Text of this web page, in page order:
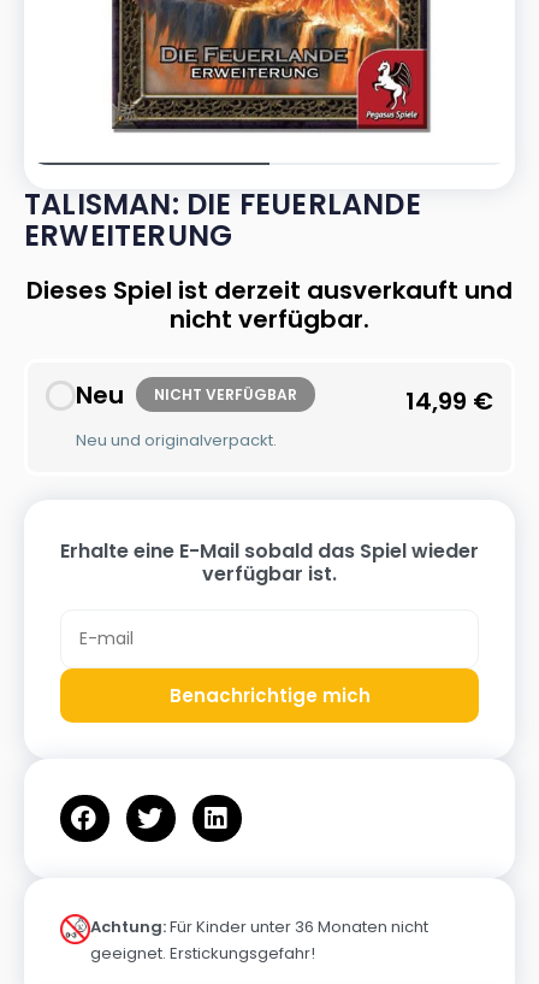
TALISMAN: DIE FEUERLANDE
ERWEITERUNG
Dieses Spiel ist derzeit ausverkauft und
nicht verfügbar.
Neu NICHT VERFÜGBAR
Neu und originalverpackt.
14,99 €
Erhalte eine E-Mail sobald das Spiel wieder
verfügbar ist.
Benachrichtige mich
Achtung:Für Kinder unter 36 Monaten nicht
geeignet. Erstickungsgefahr!